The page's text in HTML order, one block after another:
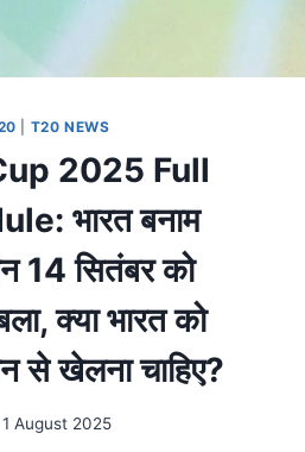
T20 NEWS
2025 Full
भारत बनाम
14 सितंबर को
क्या भारत को
से खेलना चाहिए?
1 August 2025